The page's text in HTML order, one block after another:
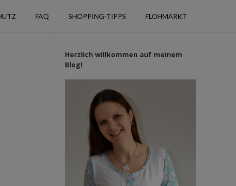
FAQ SHOPPING-TIPPS FLOHMARKT
Herzlich willkommen auf meinem
Blog!